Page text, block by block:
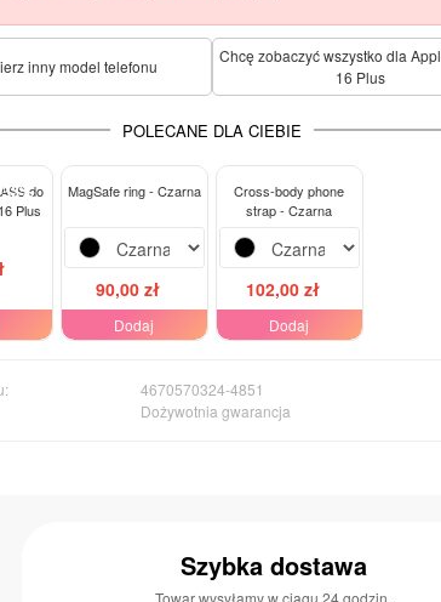
inny model telefonu
Chcę zobaczyć wszystko dla
16 Plus
POLECANE DLA CIEBIE
do
Plus
MagSafe ring - Czarna
90,00 zł
Dodaj
Cross-body phone
strap - Czarna
102,00 zł
Dodaj
4670570324-4851
Dożywotnia gwarancja
Szybka dostawa
Towar wysyłamy w ciągu 24 godzin.